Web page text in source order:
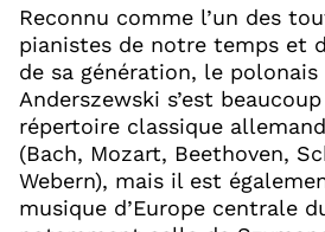
Reconnu comme l’un des
pianistes de notre temps et
de sa génération, le
Anderszewski s’est
répertoire classique
(Bach, Mozart, Beethoven,
Webern), mais il est
musique d’Europe centrale